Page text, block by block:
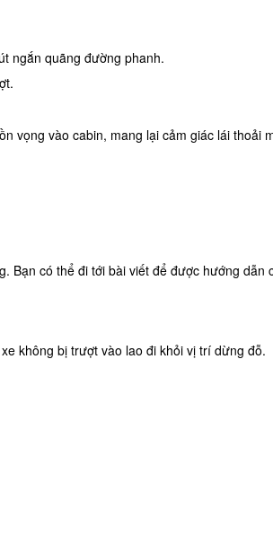
ngắn quãng đường phanh.
vọng vào cabin, mang lại cảm giác lái thoải
Bạn có thể đi tới bài viết để được hướng dẫn
không bị trượt vào lao đi khỏi vị trí dừng đỗ.